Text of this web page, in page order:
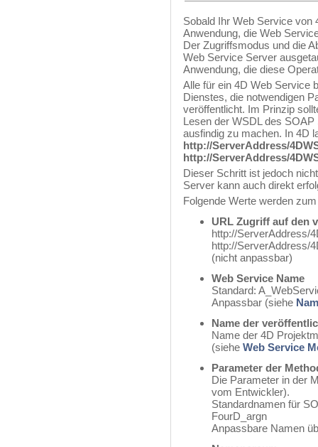
Sobald Ihr Web Service von
Anwendung, die Web
Der Zugriffsmodus und die
Web Service Server
Anwendung, die diese
Alle für ein 4D Web Service
Dienstes, die notwendigen
veröffentlicht. Im Prinzip
Lesen der WSDL des
ausfindig zu machen. In 4D
http://ServerAddress/
http://ServerAddress/
Dieser Schritt ist jedoch
Server kann auch direkt
Folgende Werte werden
URL Zugriff auf den
http://ServerAddress/
http://ServerAddress/
(nicht anpassbar)
Web Service Name
Standard:
Anpassbar (siehe
Name der
Name der 4D
(siehe Web Service
Parameter der
Die Parameter in der
vom Entwickler).
Standardnamen für
FourD_argn
Anpassbare Namen